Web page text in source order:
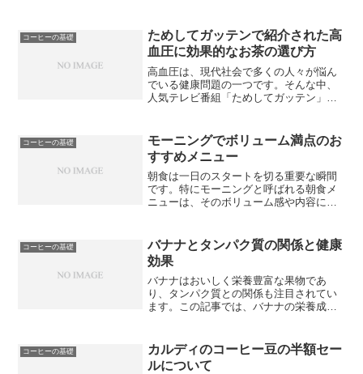
方法を紹介します。まず、必要な道具と
して、ドリッパーやコーヒ...
コーヒーの基礎
ためしてガッテンで紹介された高
血圧に効果的なお茶の選び方
高血圧は、現代社会で多くの人々が悩ん
でいる健康問題の一つです。そんな中、
人気テレビ番組「ためしてガッテン」で
って、お茶は身近で手軽な健康飲料で
す。しかし、お茶の種類や選...
コーヒーの基礎
モーニングでボリューム満点のお
すすめメニュー
朝食は一日のスタートを切る重要な瞬間
です。特にモーニングと呼ばれる朝食メ
ニューは、そのボリューム感や内容によ
パンケーキやトーストがあります。しか
し、肉好きにおすすめなの...
コーヒーの基礎
バナナとタンパク質の関係と健康
効果
バナナはおいしく栄養豊富な果物であ
り、タンパク質との関係も注目されてい
ます。この記事では、バナナの栄養成分
バナナとタンパク質を組み合わせた食事
の利点、そしてバナナを含む...
コーヒーの基礎
カルディのコーヒー豆の半額セー
ルについて